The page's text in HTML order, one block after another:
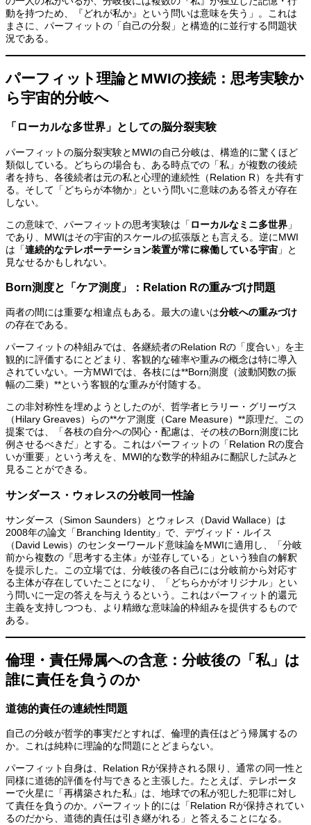
動を持つため、『どれが私か』という問いは意味を失う」。これは
まさに、パーフィットの「自己の分裂」と構造的に並行する問題状
況である。
パーフィット理論とMWIの接続：思考実験か
ら宇宙的分岐へ
「ローカルな多世界」としての脳分裂実験
パーフィットの脳分裂実験とMWIの自己分岐は、構造的に驚くほど
類似している。どちらの場合も、ある時点での「私」が複数の後続
者を持ち、各後続者は元の私と心理的連続性（Relation R）を共有す
る。そして「どちらが本物か」という問いに意味のある答えが存在
しない。
この意味で、パーフィットの思考実験は「 ローカルなミニ多世界 」
であり、MWIはその宇宙的スケールの拡張版とも言える。逆にMWI
は「連続的なテレポーテーション装置が常に稼働している宇宙 」と
見なせるかもしれない。
Born測度と「ケア測度」：Relation Rの重みづけ問題
両者の間には重要な相違点もある。最大の違いは分岐への重みづけ
の存在である。
パーフィットの枠組みでは、各継続者のRelation Rの「度合い」を主
観的に評価するにとどまり、客観的な確率や重みの概念は特に導入
されていない。一方MWIでは、各枝には**Born測度（波動関数の振
幅の二乗）**という客観的な重みが付随する。
この非対称性を埋めようとしたのが、哲学者ヒラリー・グリーヴス
（Hilary Greaves）らの**ケア測度（Care Measure）**原理だ。この
提案では、「各枝の自分への関心・配慮は、その枝のBorn測度に比
例させるべきだ」とする。これはパーフィットの「Relation Rの度合
いが重要」という考えを、MWI的な数学的枠組みに翻訳した試みと
見ることができる。
サンダース・ウォレスの分岐同一性論
サンダース（Simon Saunders）とウォレス（David Wallace）は
2008年の論文「Branching Identity」で、デヴィッド・ルイス
（David Lewis）のセンターワールド意味論をMWIに適用し、「分岐
前から複数の『思考する主体』が並存している」という独自の解釈
を提示した。この立場では、分岐後の各自己には分岐前から対応す
る主体が存在していたことになり、「どちらかがオリジナル」とい
う問いに一定の答えを与えうるという。これはパーフィット的還元
主義を支持しつつも、より精緻な意味論的枠組みを提供するもので
ある。
倫理・責任帰属への含意：分岐後の「私」は
誰に責任を負うのか
道徳的責任の連続性問題
自己の分岐が哲学的事実だとすれば、倫理的責任はどう帰属するの
か。これは純粋に理論的な問題にとどまらない。
パーフィット自身は、Relation Rが保持される限り、通常の同一性と
同様に道徳的評価を付与できると主張した。たとえば、テレポータ
ーで火星に「再構築された私」は、地球での私が犯した犯罪に対し
て責任を負うのか。パーフィット的には「Relation Rが保持されてい
るのだから、道徳的責任は引き継がれる」と答えることになる。